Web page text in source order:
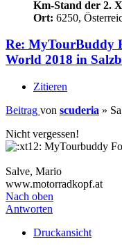
Km-Stand der 2.
Ort: 6250,
Re: MyTourBuddy
World 2018 in
Zitieren
Beitrag von scuderia »
Nicht vergessen!
MyTourbuddy
Salve, Mario
www.motorradkopf.at
Nach oben
Antworten
Druckansicht